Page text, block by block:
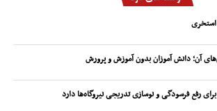
آن؛ دانش آموزان بدون آموزش و پرورش
رفع فرسودگی و نوسازی تدریجی نیروگاه‌ها دارد